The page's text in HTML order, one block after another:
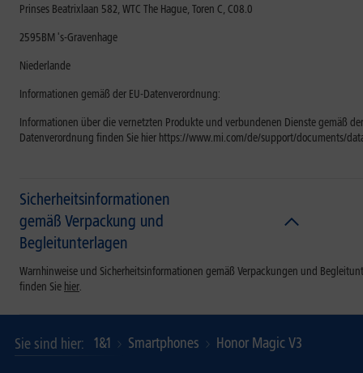
Prinses Beatrixlaan 582, WTC The Hague, Toren C, C08.0
2595BM 's-Gravenhage
Niederlande
Informationen gemäß der EU-Datenverordnung:
Informationen über die vernetzten Produkte und verbundenen Dienste gemäß
Datenverordnung finden Sie hier https://www.mi.com/de/support/documents/
Sicherheitsinformationen
gemäß Verpackung und
Begleitunterlagen
Warnhinweise und Sicherheitsinformationen gemäß Verpackungen und
finden Sie hier.
Sie sind hier 1&1 Smartphones Honor Magic V3